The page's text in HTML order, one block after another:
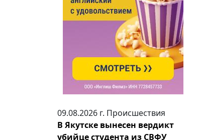
09.08.2026 г. Происшествия
В Якутске вынесен вердикт
убийце студента из СВФУ